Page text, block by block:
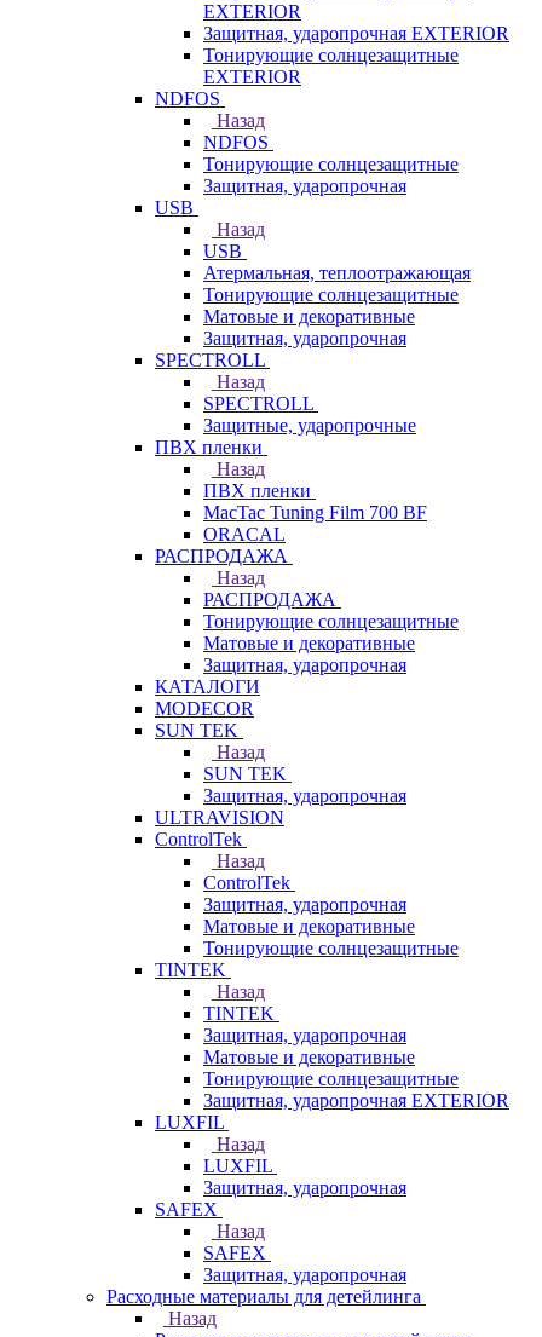
EXTERIOR
Защитная, ударопрочная EXTERIOR
Тонирующие солнцезащитные
EXTERIOR
NDFOS
Назад
NDFOS
Тонирующие солнцезащитные
Защитная, ударопрочная
USB
Назад
USB
Атермальная, теплоотражающая
Тонирующие солнцезащитные
Матовые и декоративные
Защитная, ударопрочная
SPECTROLL
Назад
SPECTROLL
Защитные, ударопрочные
ПВХ пленки
Назад
ПВХ пленки
MacTac Tuning Film 700 BF
ORACAL
РАСПРОДАЖА
Назад
РАСПРОДАЖА
Тонирующие солнцезащитные
Матовые и декоративные
Защитная, ударопрочная
КАТАЛОГИ
MODECOR
SUN TEK
Назад
SUN TEK
Защитная, ударопрочная
ULTRAVISION
ControlTek
Назад
ControlTek
Защитная, ударопрочная
Матовые и декоративные
Тонирующие солнцезащитные
TINTEK
Назад
TINTEK
Защитная, ударопрочная
Матовые и декоративные
Тонирующие солнцезащитные
Защитная, ударопрочная EXTERIOR
LUXFIL
Назад
LUXFIL
Защитная, ударопрочная
SAFEX
Назад
SAFEX
Защитная, ударопрочная
Расходные материалы для детейлинга
Назад